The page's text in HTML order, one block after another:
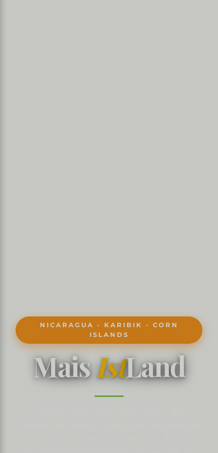
NICARAGUA · KARIBIK · CORN
ISLANDS
MaisIstLand